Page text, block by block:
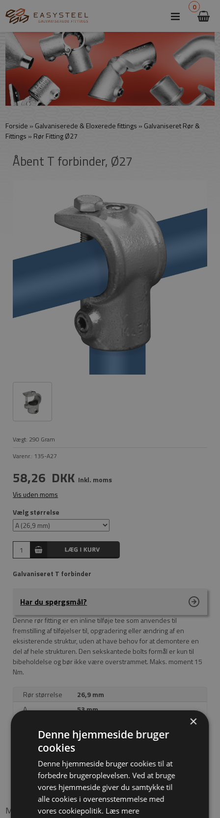
0
Forside » Galvaniserede & Eloxerede fittings » Galvaniseret Rør &
Fittings » Rør Fitting Ø27
Åbent T forbinder, Ø27
Vægt: 290 Gram
Varenr.: 135-A27
58,26 DKK Inkl. moms
Vis uden moms
Vælg størrelse
Galvaniseret T forbinder
Har du spørgsmål?
Denne rør fitting er en inline tilføje tee som anvendes til
fremstilling af tilføjelser til, opgradering eller ændring af en
eksisterende struktur, uden at have behov for at demontere en
del af hele strukturen. Den sekskantede bolts formål er kun til
bibeholdelse og bør ikke være overstrammet. Maks. moment 15
Nm.
Rør størrelse
26,9 mm
A
53 mm
Download tegning
Måske er du også interesseret i følgende produkter
×
Denne hjemmeside bruger
cookies
Denne hjemmeside bruger cookies til at
forbedre brugeroplevelsen. Ved at bruge
vores hjemmeside giver du samtykke til
alle cookies i overensstemmelse med
vores cookiepolitik. Læs mere